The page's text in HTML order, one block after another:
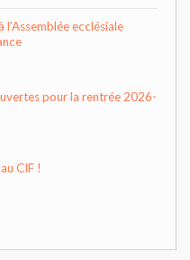
ecclésiale
pour la rentrée 2026-
CIF !